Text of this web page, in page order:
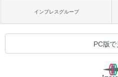
インプレスグループ
PC版で